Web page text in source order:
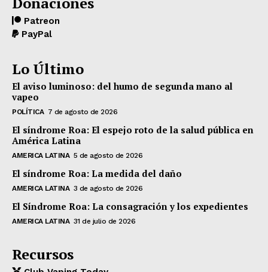
Patreon
PayPal
Lo Último
El aviso luminoso: del humo de segunda mano al
vapeo
POLÍTICA 7 de agosto de 2026
El síndrome Roa: El espejo roto de la salud pública en
América Latina
AMERICA LATINA 5 de agosto de 2026
El síndrome Roa: La medida del daño
AMERICA LATINA 3 de agosto de 2026
El Síndrome Roa: La consagración y los expedientes
AMERICA LATINA 31 de julio de 2026
Recursos